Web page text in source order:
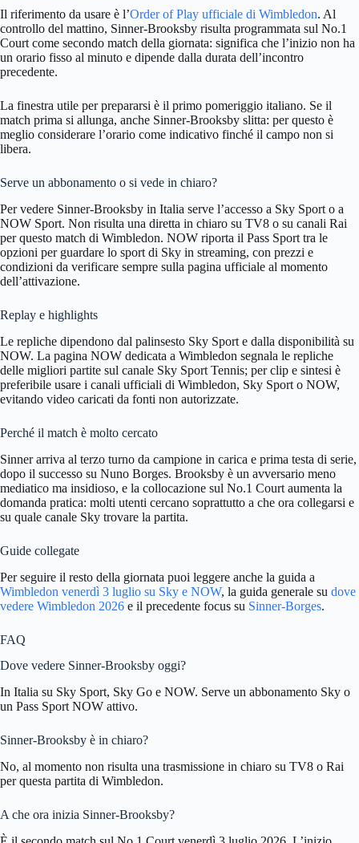
Il riferimento da usare è l’Order of Play ufficiale di Wimbledon. Al
controllo del mattino, Sinner-Brooksby risulta programmata sul No.1
Court come secondo match della giornata: significa che l’inizio non ha
un orario fisso al minuto e dipende dalla durata dell’incontro
precedente.
La finestra utile per prepararsi è il primo pomeriggio italiano. Se il
match prima si allunga, anche Sinner-Brooksby slitta: per questo è
meglio considerare l’orario come indicativo finché il campo non si
libera.
Serve un abbonamento o si vede in chiaro?
Per vedere Sinner-Brooksby in Italia serve l’accesso a Sky Sport o a
NOW Sport. Non risulta una diretta in chiaro su TV8 o su canali Rai
per questo match di Wimbledon. NOW riporta il Pass Sport tra le
opzioni per guardare lo sport di Sky in streaming, con prezzi e
condizioni da verificare sempre sulla pagina ufficiale al momento
dell’attivazione.
Replay e highlights
Le repliche dipendono dal palinsesto Sky Sport e dalla disponibilità su
NOW. La pagina NOW dedicata a Wimbledon segnala le repliche
delle migliori partite sul canale Sky Sport Tennis; per clip e sintesi è
preferibile usare i canali ufficiali di Wimbledon, Sky Sport o NOW,
evitando video caricati da fonti non autorizzate.
Perché il match è molto cercato
Sinner arriva al terzo turno da campione in carica e prima testa di serie,
dopo il successo su Nuno Borges. Brooksby è un avversario meno
mediatico ma insidioso, e la collocazione sul No.1 Court aumenta la
domanda pratica: molti utenti cercano soprattutto a che ora collegarsi e
su quale canale Sky trovare la partita.
Guide collegate
Per seguire il resto della giornata puoi leggere anche la guida a
Wimbledon venerdì 3 luglio su Sky e NOW, la guida generale su dove
vedere Wimbledon 2026 e il precedente focus su Sinner-Borges.
FAQ
Dove vedere Sinner-Brooksby oggi?
In Italia su Sky Sport, Sky Go e NOW. Serve un abbonamento Sky o
un Pass Sport NOW attivo.
Sinner-Brooksby è in chiaro?
No, al momento non risulta una trasmissione in chiaro su TV8 o Rai
per questa partita di Wimbledon.
A che ora inizia Sinner-Brooksby?